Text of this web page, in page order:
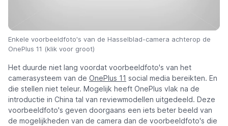
Enkele voorbeeldfoto's van de Hasselblad-camera achterop de
OnePlus 11 (klik voor groot)
Het duurde niet lang voordat voorbeeldfoto's van het
camerasysteem van de OnePlus 11 social media bereikten. En
die stellen niet teleur. Mogelijk heeft OnePlus vlak na de
introductie in China tal van reviewmodellen uitgedeeld. Deze
voorbeeldfoto's geven doorgaans een iets beter beeld van
de mogelijkheden van de camera dan de voorbeeldfoto's die